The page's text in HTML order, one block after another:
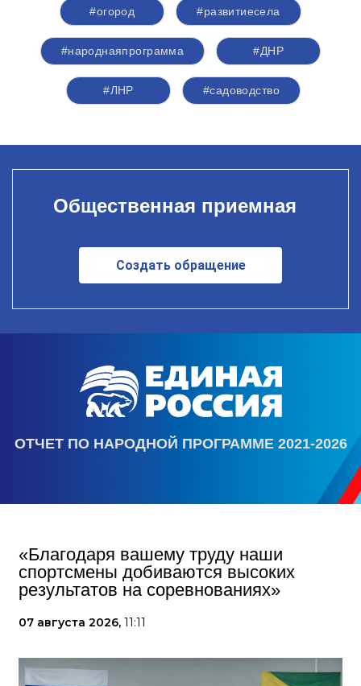
#огород #развитиесела
#народнаяпрограмма #ДНР
#ЛНР #садоводство
Общественная приемная
Создать обращение
ОТЧЕТ ПО НАРОДНОЙ ПРОГРАММЕ 2021-2026
«Благодаря вашему труду наши
спортсмены добиваются высоких
результатов на соревнованиях»
07 августа 2026, 11:11